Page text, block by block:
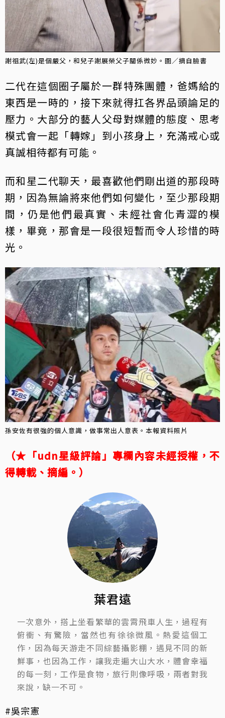
謝祖武(左)是個嚴父，和兒子謝展榮父子關係微妙。圖／摘自臉書
二代在這個圈子屬於一群特殊團體，爸媽給的
東西是一時的，接下來就得扛各界品頭論足的
壓力。大部分的藝人父母對媒體的態度、思考
模式會一起「轉嫁」到小孩身上，充滿戒心或
真誠相待都有可能。
而和星二代聊天，最喜歡他們剛出道的那段時
期，因為無論將來他們如何變化，至少那段期
間，仍是他們最真實、未經社會化青澀的模
樣，畢竟，那會是一段很短暫而令人珍惜的時
光。
孫安佐有很強的個人意識，做事常出人意表。本報資料照片
（★「udn星級評論」專欄內容未經授權，不
得轉載、摘編。）
葉君遠
一次意外，搭上坐看繁華的雲霄飛車人生，過程有
俯衝、有驚險，當然也有徐徐微風。熱愛這個工
作，因為每天游走不同綜藝攝影棚，遇見不同的新
鮮事，也因為工作，讓我走遍大山大水，體會幸福
的每一刻，工作是食物，旅行則像呼吸，兩者對我
來說，缺一不可。
#吳宗憲